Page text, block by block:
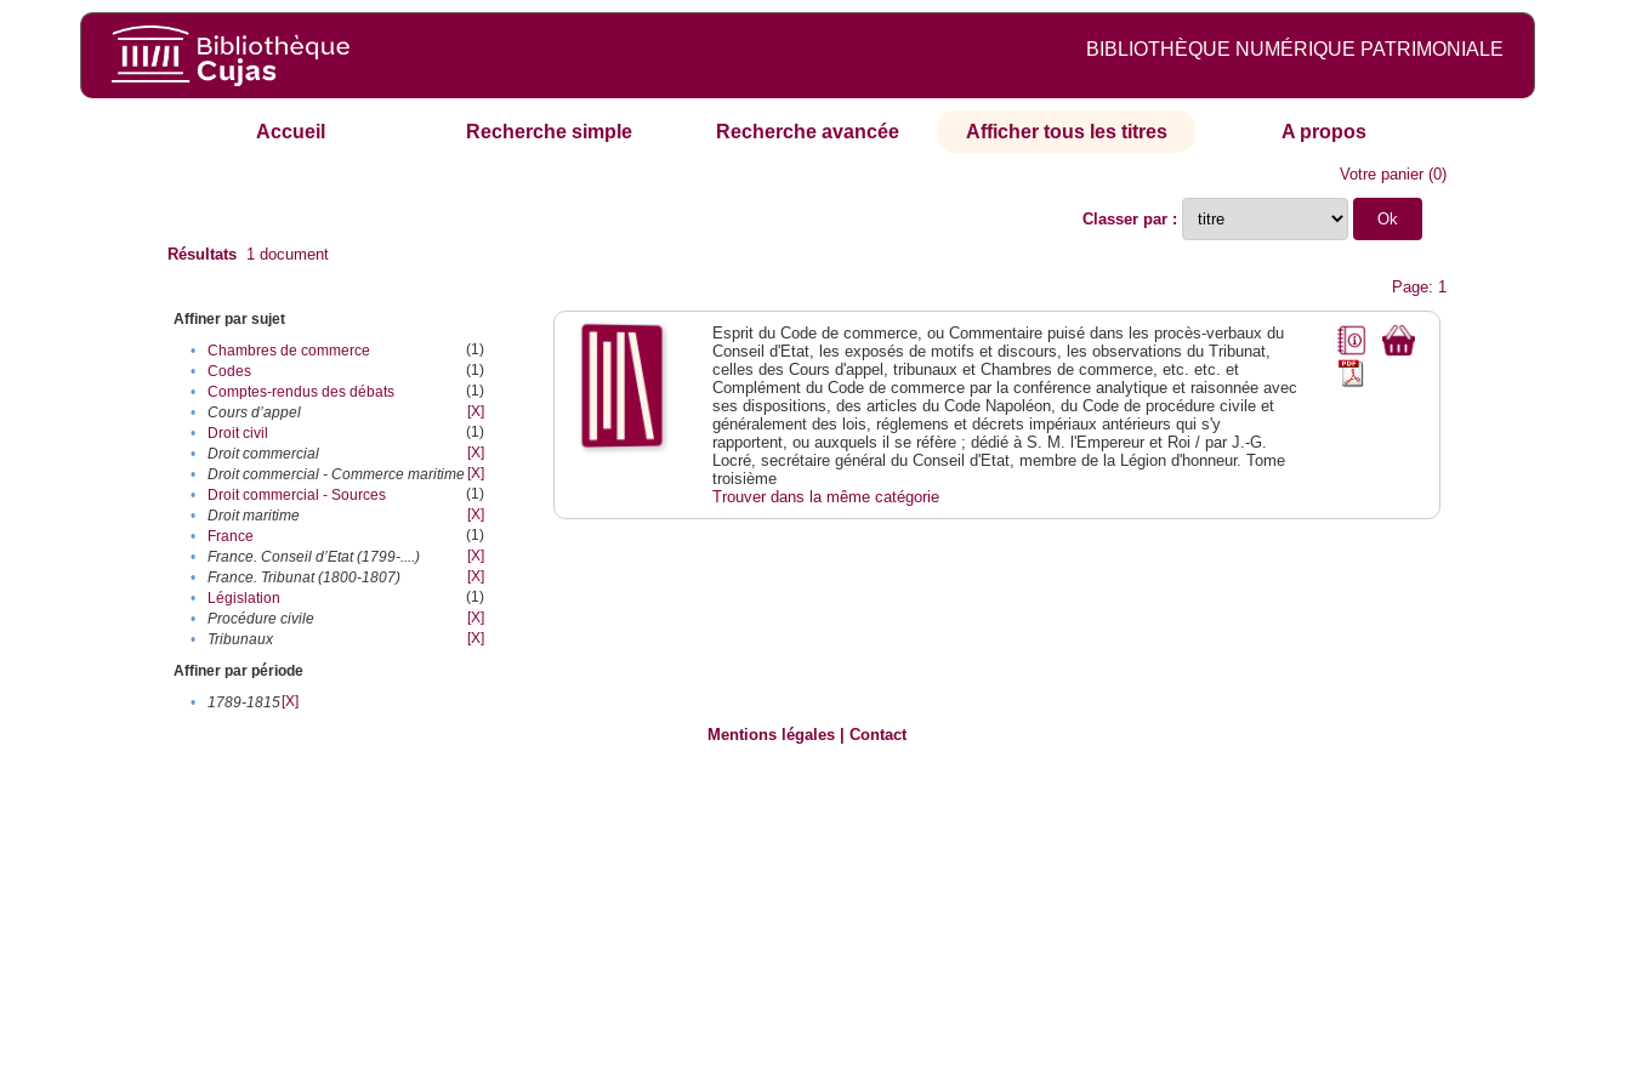
BIBLIOTHÈQUE NUMÉRIQUE PATRIMONIALE
Accueil Recherche simple Recherche avancée Afficher tous les titres A propos
Votre panier(0)
Classer par :
Résultats 1 document
Page: 1
Affiner par sujet
•
Chambres de commerce
(1)
•
Codes
(1)
•
Comptes-rendus des débats
(1)
•
Cours d’appel
[X]
•
Droit civil
(1)
•
Droit commercial
[X]
•
Droit commercial - Commerce maritime [X]
•
Droit commercial - Sources
(1)
•
Droit maritime
[X]
•
France
(1)
•
France. Conseil d’Etat (1799-....)
[X]
•
France. Tribunat (1800-1807)
[X]
•
Législation
(1)
•
Procédure civile
[X]
•
Tribunaux
[X]
Affiner par période
•
1789-1815[X]
Esprit du Code de commerce, ou Commentaire puisé dans les procès-verbaux du
Conseil d'Etat, les exposés de motifs et discours, les observations du Tribunat,
celles des Cours d'appel, tribunaux et Chambres de commerce, etc. etc. et
Complément du Code de commerce par la conférence analytique et raisonnée avec
ses dispositions, des articles du Code Napoléon, du Code de procédure civile et
généralement des lois, réglemens et décrets impériaux antérieurs qui s'y
rapportent, ou auxquels il se réfère ; dédié à S. M. l'Empereur et Roi / par J.-G.
Locré, secrétaire général du Conseil d'Etat, membre de la Légion d'honneur. Tome
troisième
Trouver dans la même catégorie
Mentions légales |Contact